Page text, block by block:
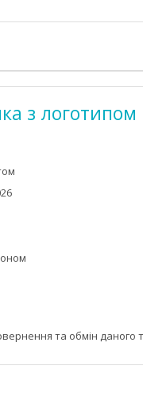
з логотипом
та обмін даного